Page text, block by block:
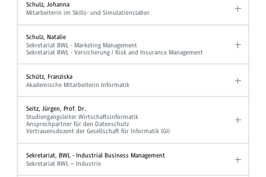
Schulz, Johanna
Mitarbeiterin im Skills- und Simulationslabor
Schulz, Natalie
Sekretariat BWL - Marketing Management
Sekretariat BWL - Versicherung / Risk and Insurance Management
Schütz, Franziska
Akademische Mitarbeiterin Informatik
Seitz, Jürgen, Prof. Dr.
Studiengangsleiter Wirtschaftsinformatik
Ansprechpartner für den Datenschutz
Vertrauensdozent der Gesellschaft für Informatik (GI)
Sekretariat, BWL - Industrial Business Management
Sekretariat BWL – Industrie